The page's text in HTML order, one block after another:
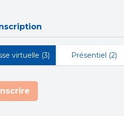
virtuelle (3) Présentiel (2)